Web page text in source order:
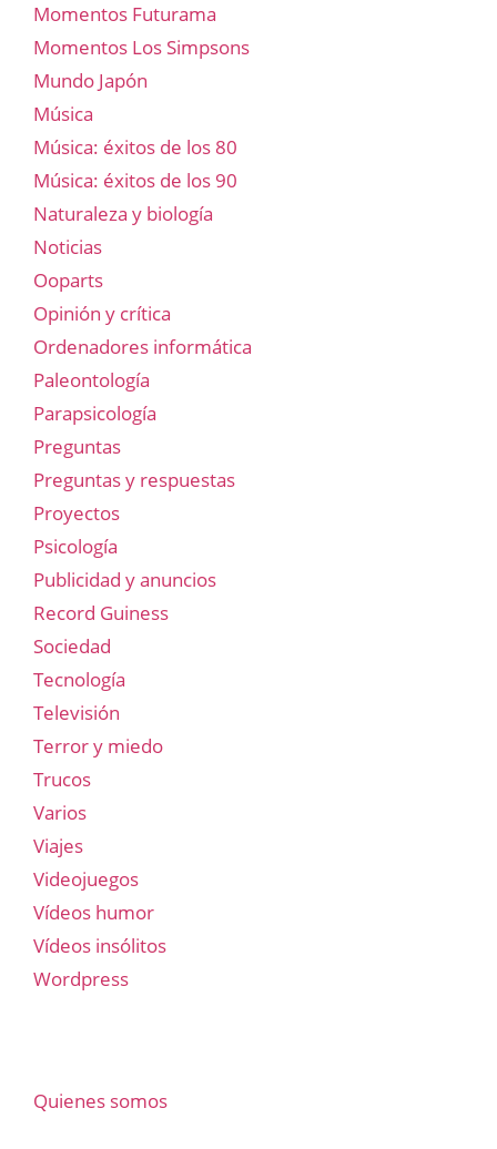
Momentos Futurama
Momentos Los Simpsons
Mundo Japón
Música
Música: éxitos de los 80
Música: éxitos de los 90
Naturaleza y biología
Noticias
Ooparts
Opinión y crítica
Ordenadores informática
Paleontología
Parapsicología
Preguntas
Preguntas y respuestas
Proyectos
Psicología
Publicidad y anuncios
Record Guiness
Sociedad
Tecnología
Televisión
Terror y miedo
Trucos
Varios
Viajes
Videojuegos
Vídeos humor
Vídeos insólitos
Wordpress
Quienes somos